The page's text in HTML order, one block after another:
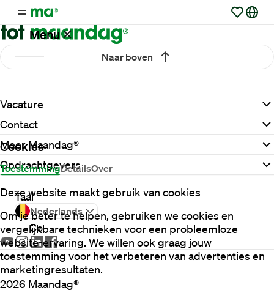
Menu
Werken
via
Maandag®
Opdrachtgevers
Contact
Cookies
ToestemmingDetailsOver
Deze website maakt gebruik van cookies
Om je beter te helpen, gebruiken we cookies en
vergelijkbare technieken voor een probleemloze
website-ervaring. We willen ook graag jouw
toestemming voor het verbeteren van advertenties en
marketingresultaten.
Naar boven
Vacature
Contact
Meer Maandag®
Opdrachtgevers
Taal
Nederlands
2026 Maandag®